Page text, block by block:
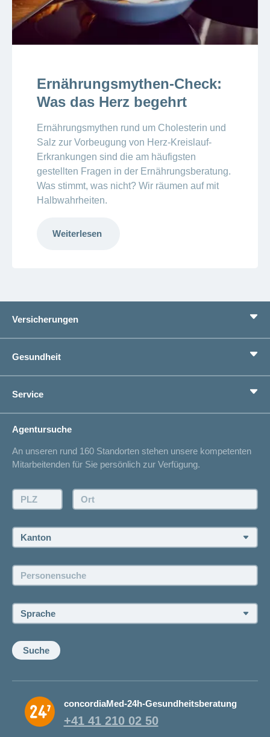
Ernährungsmythen-Check:
Was das Herz begehrt
Ernährungsmythen rund um Cholesterin und
Salz zur Vorbeugung von Herz-Kreislauf-
Erkrankungen sind die am häufigsten
gestellten Fragen in der Ernährungsberatung.
Was stimmt, was nicht? Wir räumen auf mit
Halbwahrheiten.
Weiterlesen
Versicherungen
Zusatzversicherungen
Vorsorge
Ich suche eine Versicherung für
Lebenssituation
Sparen bei der Versicherung
Gesundheit
Gesundheitskompass
concordiaMed
Service
Spitalliste
Unfallmeldung
Offertanfrage
Rückruf anfordern
Offene Stellen
Agentursuche
An unseren rund 160 Standorten stehen unsere kompetenten
Mitarbeitenden für Sie persönlich zur Verfügung.
PLZ: Ort:
Kanton:
Personensuche:
Sprache:
Suche
concordiaMed-24h-Gesundheitsberatung
+41 41 210 02 50